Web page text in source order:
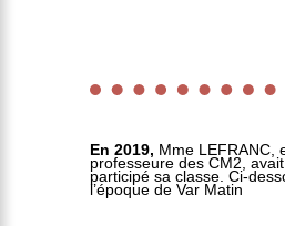
En 2019, Mme LEFRANC,
professeure des CM2,
participé sa classe. Ci-
l’époque de Var Matin